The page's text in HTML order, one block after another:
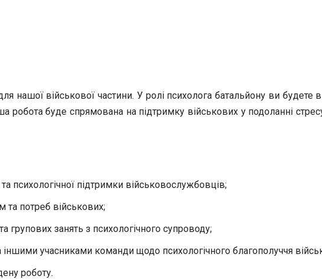
нашої військової частини. У ролі психолога батальйону ви будете
буде спрямована на підтримку військових у подоланні
психологічної підтримки військовослужбовців;
та потреб військових;
групових занять з психологічного супроводу;
учасниками команди щодо психологічного благополуччя
роботу.